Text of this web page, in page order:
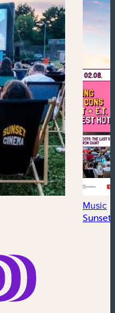
Music
Sunset